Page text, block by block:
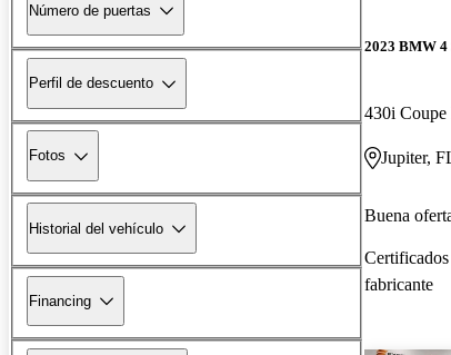
Número de puertas
Perfil de descuento
Fotos
Historial del vehículo
Financing
2023 BMW 4
430i
Jupiter,
Buena
fabricante